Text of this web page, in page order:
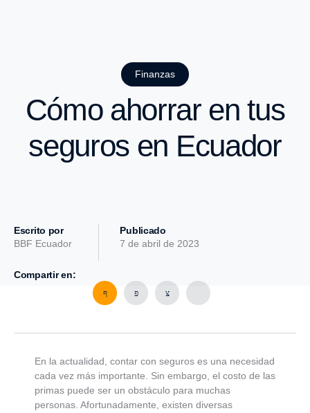
Finanzas
Cómo ahorrar en tus
seguros en Ecuador
Escrito por
BBF Ecuador
Publicado
7 de abril de 2023
Compartir en:
En la actualidad, contar con seguros es una necesidad
cada vez más importante. Sin embargo, el costo de las
primas puede ser un obstáculo para muchas
personas. Afortunadamente, existen diversas